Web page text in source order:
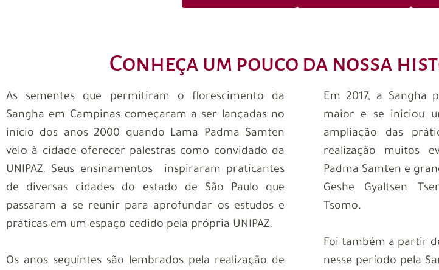
Conheça um pouco da nossa
As sementes que permitiram o florescimento da
Sangha em Campinas começaram a ser lançadas no
início dos anos 2000 quando Lama Padma Samten
veio à cidade oferecer palestras como convidado da
UNIPAZ. Seus ensinamentos inspiraram praticantes
de diversas cidades do estado de São Paulo que
passaram a se reunir para aprofundar os estudos e
práticas em um espaço cedido pela própria UNIPAZ.
Os anos seguintes são lembrados pela realização de
Em 2017, a Sangha
maior e se iniciou
ampliação das
realização muitos
Padma Samten e
Geshe Gyaltsen
Tsomo.
Foi também a partir
nesse período pela